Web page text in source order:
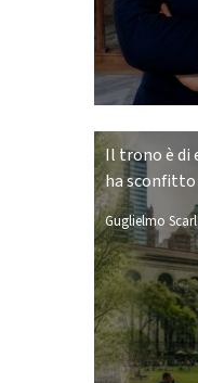
Il trono è di
ha sconfitto
Guglielmo